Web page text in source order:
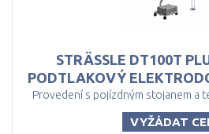
STRÄSSLE DT100T
PODTLAKOVÝ
Provedení s pojízdným stojanem a
VYŽÁDAT